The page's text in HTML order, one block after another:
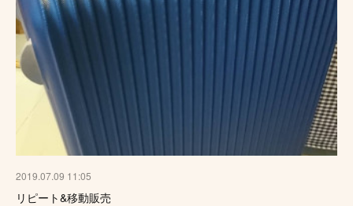
2019.07.09 11:05
リピート&移動販売